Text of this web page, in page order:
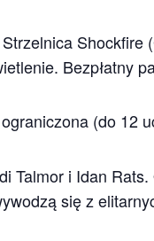
Shockfire
Bezpłatny
ograniczona (do 12
Talmor i Idan Rats.
się z